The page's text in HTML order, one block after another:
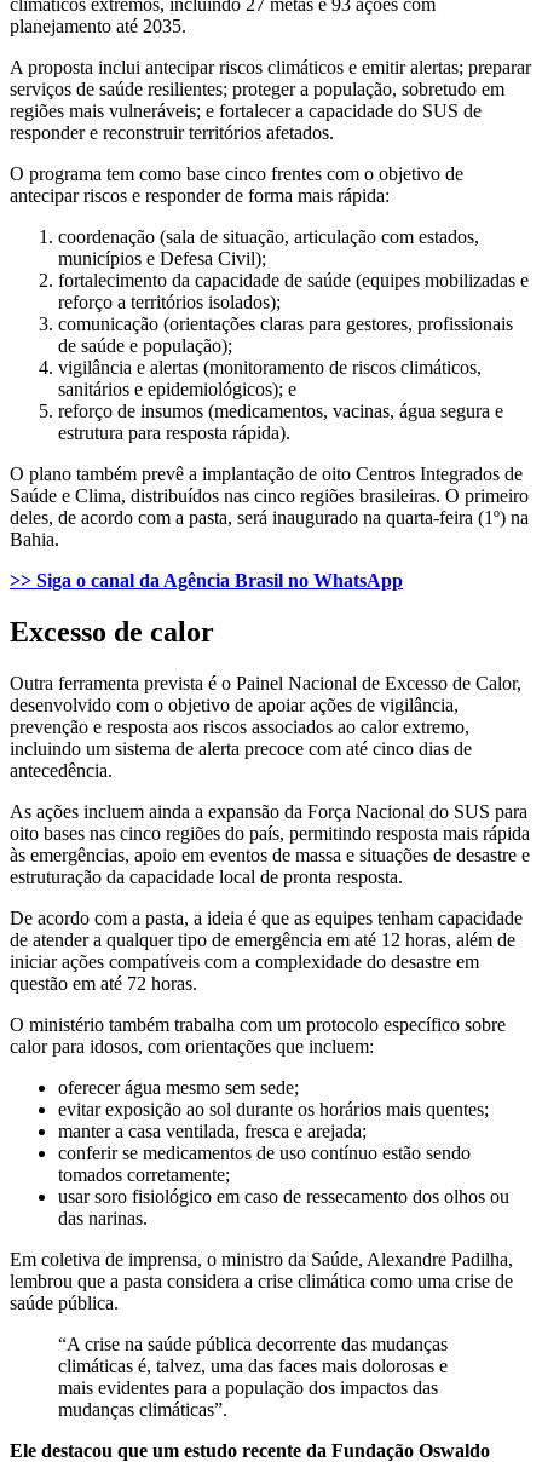
climáticos extremos, incluindo 27 metas e 93 ações com
planejamento até 2035.
A proposta inclui antecipar riscos climáticos e emitir alertas; preparar
serviços de saúde resilientes; proteger a população, sobretudo em
regiões mais vulneráveis; e fortalecer a capacidade do SUS de
responder e reconstruir territórios afetados.
O programa tem como base cinco frentes com o objetivo de
antecipar riscos e responder de forma mais rápida:
coordenação (sala de situação, articulação com estados,
municípios e Defesa Civil);
fortalecimento da capacidade de saúde (equipes mobilizadas e
reforço a territórios isolados);
comunicação (orientações claras para gestores, profissionais
de saúde e população);
vigilância e alertas (monitoramento de riscos climáticos,
sanitários e epidemiológicos); e
reforço de insumos (medicamentos, vacinas, água segura e
estrutura para resposta rápida).
O plano também prevê a implantação de oito Centros Integrados de
Saúde e Clima, distribuídos nas cinco regiões brasileiras. O primeiro
deles, de acordo com a pasta, será inaugurado na quarta-feira (1º) na
Bahia.
>> Siga o canal da Agência Brasil no WhatsApp
Excesso de calor
Outra ferramenta prevista é o Painel Nacional de Excesso de Calor,
desenvolvido com o objetivo de apoiar ações de vigilância,
prevenção e resposta aos riscos associados ao calor extremo,
incluindo um sistema de alerta precoce com até cinco dias de
antecedência.
As ações incluem ainda a expansão da Força Nacional do SUS para
oito bases nas cinco regiões do país, permitindo resposta mais rápida
às emergências, apoio em eventos de massa e situações de desastre e
estruturação da capacidade local de pronta resposta.
De acordo com a pasta, a ideia é que as equipes tenham capacidade
de atender a qualquer tipo de emergência em até 12 horas, além de
iniciar ações compatíveis com a complexidade do desastre em
questão em até 72 horas.
O ministério também trabalha com um protocolo específico sobre
calor para idosos, com orientações que incluem:
oferecer água mesmo sem sede;
evitar exposição ao sol durante os horários mais quentes;
manter a casa ventilada, fresca e arejada;
conferir se medicamentos de uso contínuo estão sendo
tomados corretamente;
usar soro fisiológico em caso de ressecamento dos olhos ou
das narinas.
Em coletiva de imprensa, o ministro da Saúde, Alexandre Padilha,
lembrou que a pasta considera a crise climática como uma crise de
saúde pública.
“A crise na saúde pública decorrente das mudanças
climáticas é, talvez, uma das faces mais dolorosas e
mais evidentes para a população dos impactos das
mudanças climáticas”.
Ele destacou que um estudo recente da Fundação Oswaldo